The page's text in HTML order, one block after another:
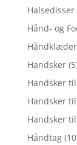
Halsedisser
Hånd- og
Håndklæder
Handsker
Handsker
Handsker
Handsker
Håndtag